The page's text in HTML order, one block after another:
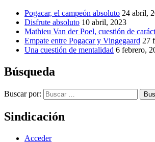
Pogacar, el campeón absoluto 24 abril,
Disfrute absoluto 10 abril, 2023
Mathieu Van der Poel, cuestión de
Empate entre Pogacar y Vingegaard 27
Una cuestión de mentalidad 6 febrero,
Búsqueda
Buscar por:
Sindicación
Acceder